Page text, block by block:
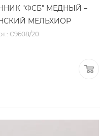
"ФСБ" МЕДНЫЙ –
МЕЛЬХИОР
С9608/20